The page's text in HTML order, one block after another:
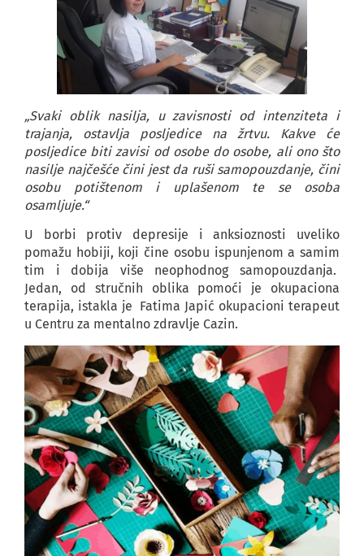
„Svaki oblik nasilja, u zavisnosti od intenziteta i
trajanja, ostavlja posljedice na žrtvu. Kakve će
posljedice biti zavisi od osobe do osobe, ali ono što
nasilje najčešće čini jest da ruši samopouzdanje, čini
osobu potištenom i uplašenom te se osoba
osamljuje.“
U borbi protiv depresije i anksioznosti uveliko
pomažu hobiji, koji čine osobu ispunjenom a samim
tim i dobija više neophodnog samopouzdanja.
Jedan, od stručnih oblika pomoći je okupaciona
terapija, istakla je Fatima Japić okupacioni terapeut
u Centru za mentalno zdravlje Cazin.